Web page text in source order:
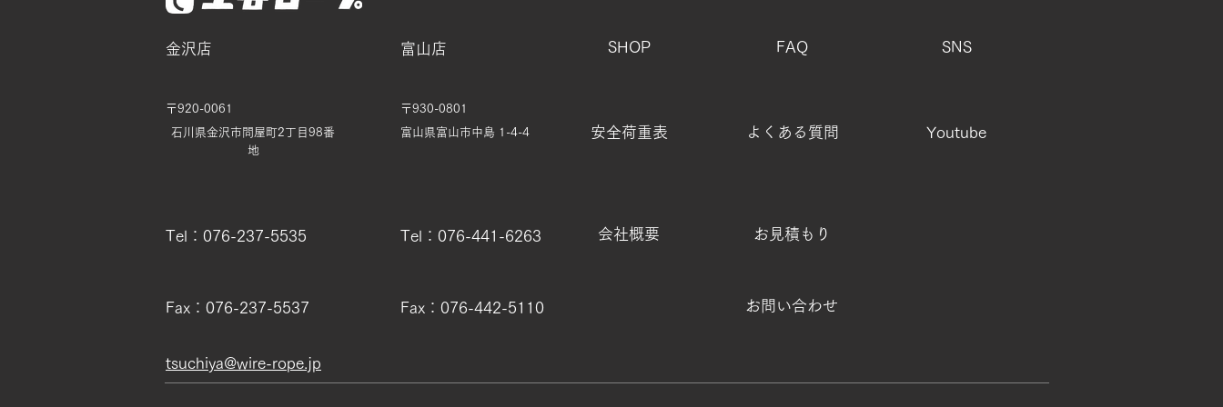
金沢店
〒920-0061
石川県金沢市問屋町2丁目98番
地
富山店 SHOP FAQ SNS
〒930-0801
富山県富山市中島 1-4-4
安全荷重表 よくある質問 Youtube
Tel：076-237-5535
Fax：076-237-5537
Tel：076-441-6263 会社概要 お見積もり
Fax：076-442-5110 お問い合わせ
tsuchiya@wire-rope.jp